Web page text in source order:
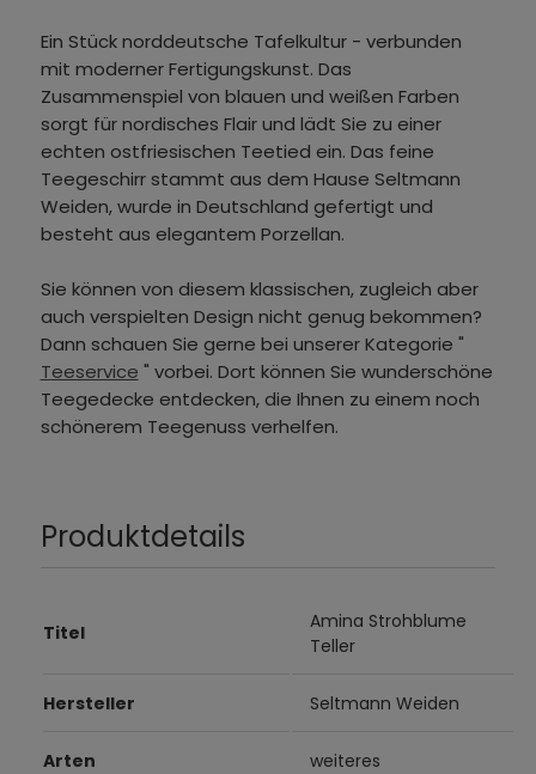
Ein Stück norddeutsche Tafelkultur - verbunden
mit moderner Fertigungskunst. Das
Zusammenspiel von blauen und weißen Farben
sorgt für nordisches Flair und lädt Sie zu einer
echten ostfriesischen Teetied ein. Das feine
Teegeschirr stammt aus dem Hause Seltmann
Weiden, wurde in Deutschland gefertigt und
besteht aus elegantem Porzellan.
Sie können von diesem klassischen, zugleich aber
auch verspielten Design nicht genug bekommen?
Dann schauen Sie gerne bei unserer Kategorie "
Teeservice " vorbei. Dort können Sie wunderschöne
Teegedecke entdecken, die Ihnen zu einem noch
schönerem Teegenuss verhelfen.
Produktdetails
Titel
Amina Strohblume
Teller
Hersteller Seltmann Weiden
Arten weiteres